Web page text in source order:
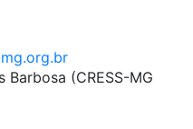
Barbosa (CRESS-MG